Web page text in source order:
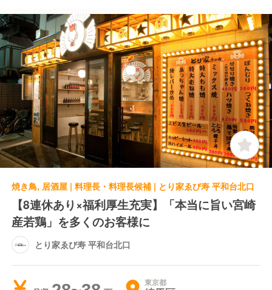
焼き鳥, 居酒屋 | 料理長・料理長候補 | とり家ゑび寿 平和台北口
【8連休あり×福利厚生充実】「本当に旨い宮崎
産若鶏」を多くのお客様に
とり家ゑび寿 平和台北口
東京都